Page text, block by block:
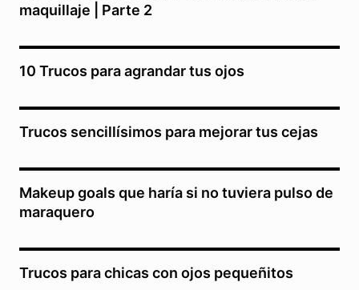
maquillaje | Parte 2
10 Trucos para agrandar tus ojos
Trucos sencillísimos para mejorar tus cejas
Makeup goals que haría si no tuviera pulso de
maraquero
Trucos para chicas con ojos pequeñitos